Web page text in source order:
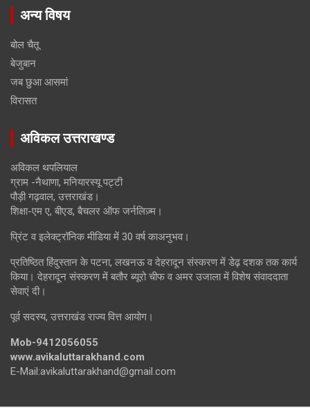
अन्य विषय
बोल चैतू
बेजुबान
जब छुआ आसमां
विरासत
अविकल उत्तराखण्ड
अविकल थपलियाल
ग्राम -नैथाणा, मनियारस्यू पट्टी
पौड़ी गढ़वाल, उत्तराखंड।
शिक्षा-एम ए, बीएड, बैचलर ऑफ जर्नलिज़्म।
प्रिंट व इलेक्ट्रॉनिक मीडिया में 30 वर्ष काअनुभव।
प्रतिष्ठित हिंदुस्तान के पटना, लखनऊ व देहरादून संस्करण में डेढ़ दशक तक कार्य
किया। देहरादून संस्करण में बतौर ब्यूरो चीफ व अमर उजाला में विशेष संवाददाता
सेवाएं दी।
पूर्व सदस्य, उत्तराखंड राज्य वित्त आयोग।
Mob-9412056055
www.avikaluttarakhand.com
E-Mail:avikaluttarakhand@gmail.com